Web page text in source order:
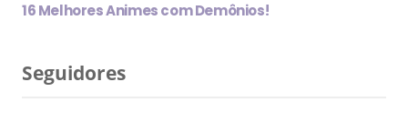
16 Melhores Animes com Demônios!
Seguidores